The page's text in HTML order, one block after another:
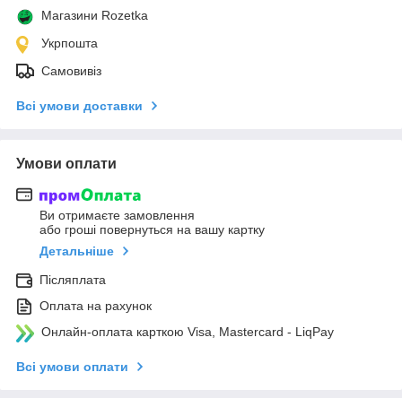
Магазини Rozetka
Укрпошта
Самовивіз
Всі умови доставки
Умови оплати
Ви отримаєте замовлення
або гроші повернуться на вашу картку
Детальніше
Післяплата
Оплата на рахунок
Онлайн-оплата карткою Visa, Mastercard - LiqPay
Всі умови оплати